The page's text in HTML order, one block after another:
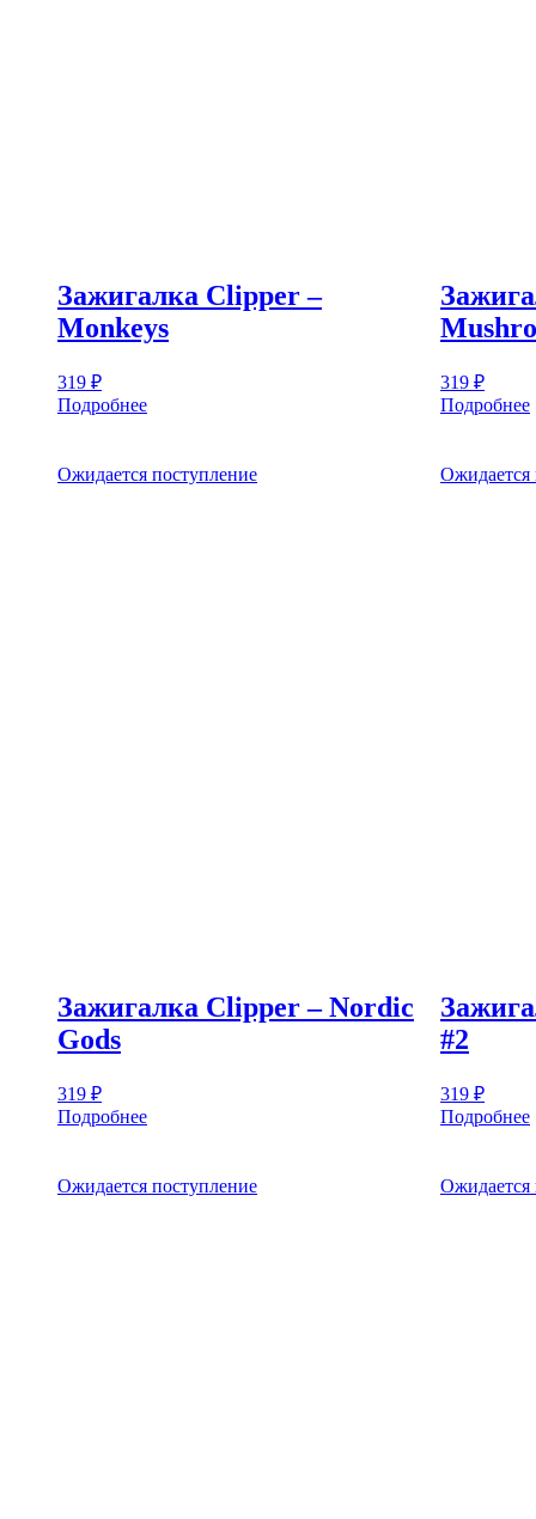
Зажигалка Clipper –
Monkeys
319 ₽
Подробнее
319 ₽
Подробнее
Ожидается поступление
Зажигалка Clipper – Nordic
Gods
319 ₽
Подробнее
Ожидается
#2
319 ₽
Подробнее
Ожидается поступление Ожидается